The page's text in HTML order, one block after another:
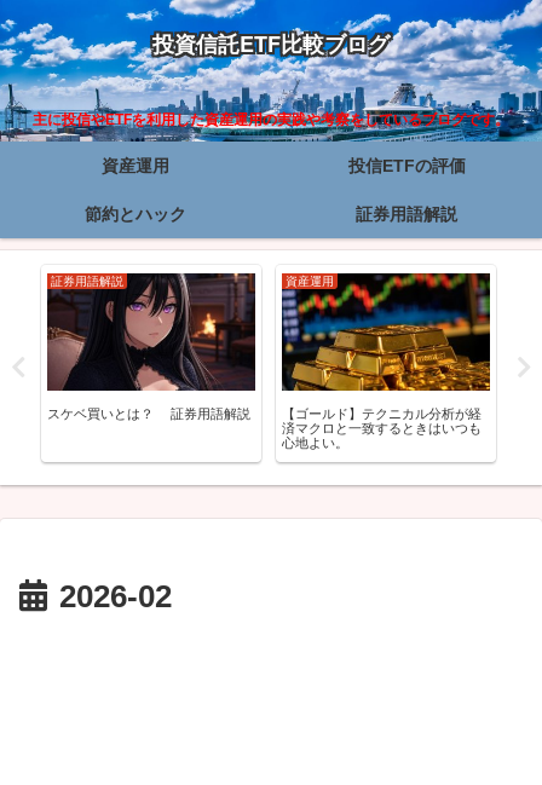
投資信託ETF比較ブログ
主に投信やETFを利用した資産運用の実践や考察をしているブログです。
資産運用 投信ETFの評価
節約とハック 証券用語解説
証券用語解説
スケベ買いとは？ 証券用語解説
資産運用
【ゴールド】テクニカル分析が経
済マクロと一致するときはいつも
心地よい。
2026-02